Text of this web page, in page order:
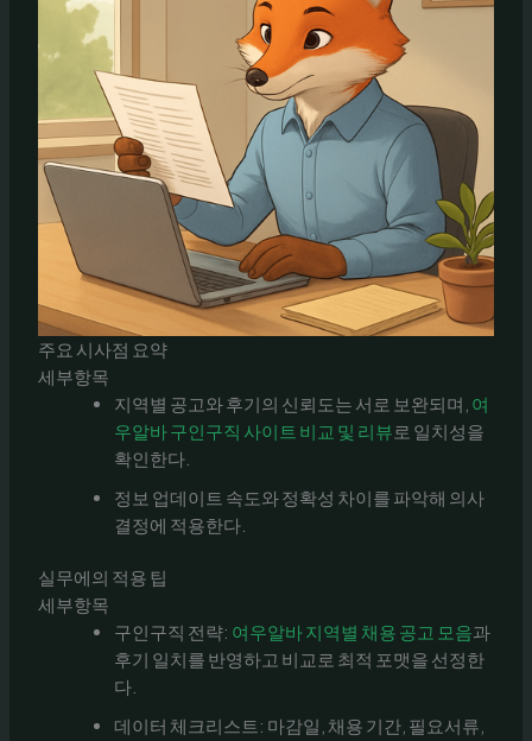
주요 시사점 요약
세부항목
지역별 공고와 후기의 신뢰도는 서로 보완되며, 여
우알바 구인구직 사이트 비교 및 리뷰로 일치성을
확인한다.
정보 업데이트 속도와 정확성 차이를 파악해 의사
결정에 적용한다.
실무에의 적용 팁
세부항목
구인구직 전략: 여우알바 지역별 채용 공고 모음과
후기 일치를 반영하고 비교로 최적 포맷을 선정한
다.
데이터 체크리스트: 마감일, 채용 기간, 필요서류,